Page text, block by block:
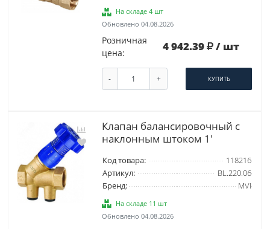
На складе 4 шт
Обновлено 04.08.2026
Розничная
цена:
4 942.39 / шт
- + КУПИТЬ
Клапан балансировочный с
наклонным штоком 1'
Код товара:
118216
Артикул:
BL.220.06
Бренд:
MVI
На складе 11 шт
Обновлено 04.08.2026